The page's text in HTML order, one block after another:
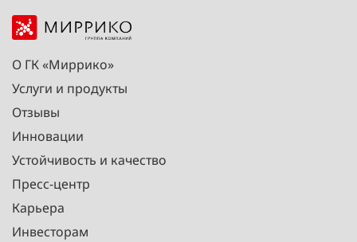
О ГК «Миррико»
Услуги и продукты
Отзывы
Инновации
Устойчивость и качество
Пресс-центр
Карьера
Инвесторам